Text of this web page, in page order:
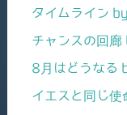
タイムライン
チャンスの回
8月はどうなる
イエスと同じ使